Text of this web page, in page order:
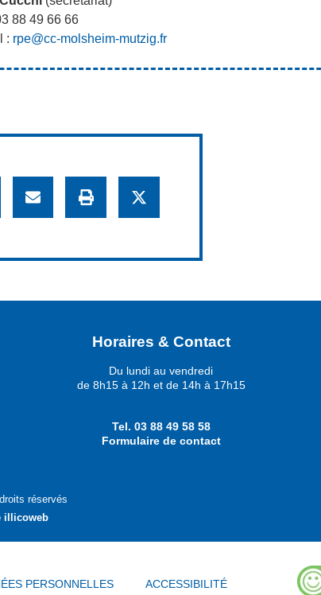
88 49 66 66
: rpe@cc-molsheim-mutzig.fr
Horaires & Contact
Du lundi au vendredi
de 8h15 à 12h et de 14h à 17h15
Tel. 03 88 49 58 58
Formulaire de contact
réservés
illicoweb
PERSONNELLES ACCESSIBILITÉ